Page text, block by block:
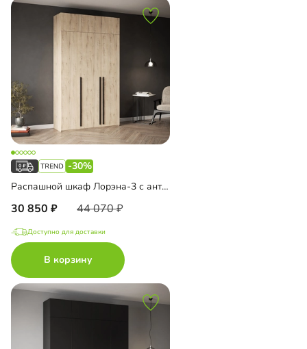
-30%
Распашной шкаф Лорэна-3 с антресолью
30 850 44 070
Доступно для доставки
В корзину